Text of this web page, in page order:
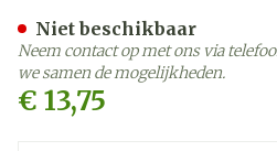
€ 13,75
Niet beschikbaar
Neem contact op met ons via
we samen de mogelijkheden.